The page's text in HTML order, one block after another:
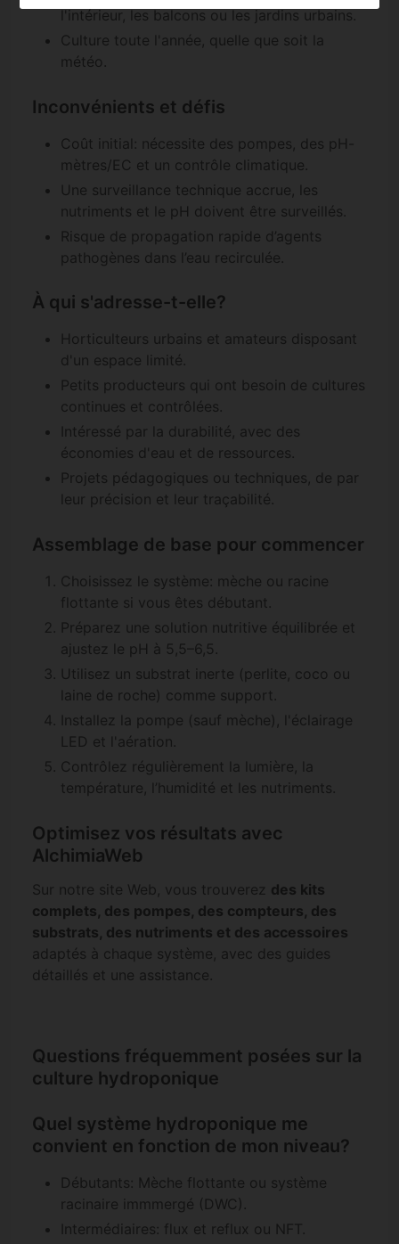
l'intérieur, les balcons ou les jardins urbains.
Culture toute l'année, quelle que soit la
météo.
Inconvénients et défis
Coût initial: nécessite des pompes, des pH-
mètres/EC et un contrôle climatique.
Une surveillance technique accrue, les
nutriments et le pH doivent être surveillés.
Risque de propagation rapide d’agents
pathogènes dans l’eau recirculée.
À qui s'adresse-t-elle?
Horticulteurs urbains et amateurs disposant
d'un espace limité.
Petits producteurs qui ont besoin de cultures
continues et contrôlées.
Intéressé par la durabilité, avec des
économies d'eau et de ressources.
Projets pédagogiques ou techniques, de par
leur précision et leur traçabilité.
Assemblage de base pour commencer
Choisissez le système: mèche ou racine
flottante si vous êtes débutant.
Préparez une solution nutritive équilibrée et
ajustez le pH à 5,5–6,5.
Utilisez un substrat inerte (perlite, coco ou
laine de roche) comme support.
Installez la pompe (sauf mèche), l'éclairage
LED et l'aération.
Contrôlez régulièrement la lumière, la
température, l’humidité et les nutriments.
Optimisez vos résultats avec
AlchimiaWeb
Sur notre site Web, vous trouverez des kits
complets, des pompes, des compteurs, des
substrats, des nutriments et des accessoires
adaptés à chaque système, avec des guides
détaillés et une assistance.
Questions fréquemment posées sur la
culture hydroponique
Quel système hydroponique me
convient en fonction de mon niveau?
Débutants: Mèche flottante ou système
racinaire immmergé (DWC).
Intermédiaires: flux et reflux ou NFT.